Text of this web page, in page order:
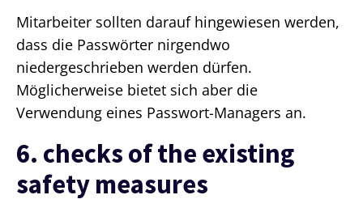
Mitarbeiter sollten darauf hingewiesen werden,
dass die Passwörter nirgendwo
niedergeschrieben werden dürfen.
Möglicherweise bietet sich aber die
Verwendung eines Passwort-Managers an.
6. checks of the existing
safety measures